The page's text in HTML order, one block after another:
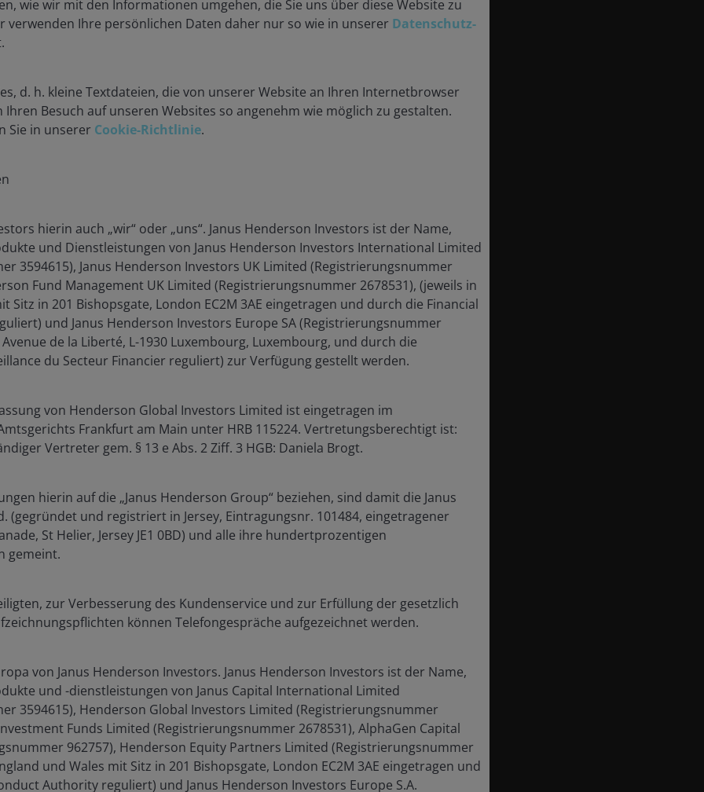
price and spread (Govt OAS), weekly datapoints, 30
predict future returns
prices to be around 105. Yet bonds are on average
bond moves above par and closer to its call price,
rates are lower and the issuer could benefit from
rate. With average prices still below par,
from tightening spreads and falling yields as bond
to call them.
over government yields is still something of a
investors to try and generate outperformance during
we can seek to avoid defaults, potentially
more of the spread over government bonds.
the more of the premium the insurer gets to
about artificial intelligence (AI) but there are plenty of
that are using the debt capital markets. Similar
exposure to the cash being generated in the
for electricity and bonds issued by companies
wie wir mit den Informationen umgehen, die Sie uns über diese Website zu
verwenden Ihre persönlichen Daten daher nur so wie in unserer Datenschutz-
d. h. kleine Textdateien, die von unserer Website an Ihren Internetbrowser
Ihren Besuch auf unseren Websites so angenehm wie möglich zu gestalten.
Sie in unserer Cookie-Richtlinie.
hierin auch „wir“ oder „uns“. Janus Henderson Investors ist der Name,
und Dienstleistungen von Janus Henderson Investors International Limited
3594615), Janus Henderson Investors UK Limited (Registrierungsnummer
Fund Management UK Limited (Registrierungsnummer 2678531), (jeweils in
Sitz in 201 Bishopsgate, London EC2M 3AE eingetragen und durch die Financial
und Janus Henderson Investors Europe SA (Registrierungsnummer
de la Liberté, L-1930 Luxembourg, Luxembourg, und durch die
du Secteur Financier reguliert) zur Verfügung gestellt werden.
von Henderson Global Investors Limited ist eingetragen im
Frankfurt am Main unter HRB 115224. Vertretungsberechtigt ist:
Vertreter gem. § 13 e Abs. 2 Ziff. 3 HGB: Daniela Brogt.
hierin auf die „Janus Henderson Group“ beziehen, sind damit die Janus
(gegründet und registriert in Jersey, Eintragungsnr. 101484, eingetragener
St Helier, Jersey JE1 0BD) und alle ihre hundertprozentigen
gemeint.
zur Verbesserung des Kundenservice und zur Erfüllung der gesetzlich
können Telefongespräche aufgezeichnet werden.
von Janus Henderson Investors. Janus Henderson Investors ist der Name,
und -dienstleistungen von Janus Capital International Limited
3594615), Henderson Global Investors Limited (Registrierungsnummer
Funds Limited (Registrierungsnummer 2678531), AlphaGen Capital
962757), Henderson Equity Partners Limited (Registrierungsnummer
und Wales mit Sitz in 201 Bishopsgate, London EC2M 3AE eingetragen und
Authority reguliert) und Janus Henderson Investors Europe S.A.